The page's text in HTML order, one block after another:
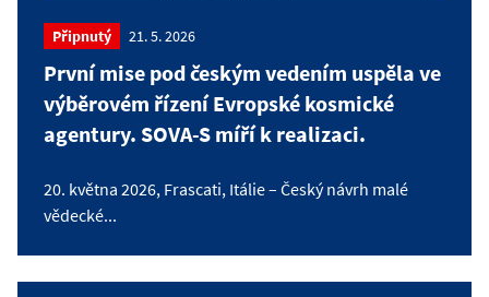
Připnutý 21. 5. 2026
První mise pod českým vedením uspěla ve
výběrovém řízení Evropské kosmické
agentury. SOVA-S míří k realizaci.
20. května 2026, Frascati, Itálie – Český návrh malé
vědecké...